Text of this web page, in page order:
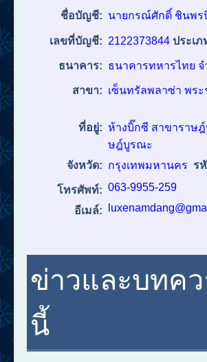
ชื่อบัญชี: นายกรณ์ศักดิ์ ชินพร
เลขที่บัญชี: 2122373844 ประเ
ธนาคาร: ธนาคารทหารไทย
สาขา: เซ็นทรัลพลาซ่า พระ
ที่อยู่: ห้างบิ๊กซี สาขาราษ
ษฎ์บูรณะ
จังหวัด: กรุงเทพมหานคร ร
โทรศัพท์: 063-9955-259
อีเมล์:
ข่าวและบทค
นี้